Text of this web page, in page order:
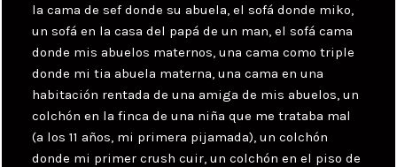
la cama de sef donde su abuela, el sofá donde miko,
un sofá en la casa del papá de un man, el sofá cama
donde mis abuelos maternos, una cama como triple
donde mi tia abuela materna, una cama en una
habitación rentada de una amiga de mis abuelos, un
colchón en la finca de una niña que me trataba mal
(a los 11 años, mi primera pijamada), un colchón
donde mi primer crush cuir, un colchón en el piso de